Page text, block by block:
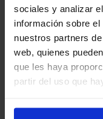
sociales y analizar
información sobre
nuestros partners
web, quienes
que les haya
partir del uso que
características
con un mayor
efecto pequeño a
asociada con el
de tres a cuatro
Los adolescentes